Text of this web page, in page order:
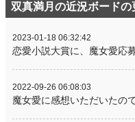
双真満月の近況ボードの
2023-01-18 06:32:42
恋愛小説大賞に、魔女愛応
2022-09-26 06:08:03
魔女愛に感想いただいたの